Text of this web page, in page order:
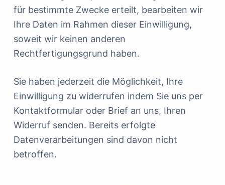
für bestimmte Zwecke erteilt, bearbeiten wir
Ihre Daten im Rahmen dieser Einwilligung,
soweit wir keinen anderen
Rechtfertigungsgrund haben.
Sie haben jederzeit die Möglichkeit, Ihre
Einwilligung zu widerrufen indem Sie uns per
Kontaktformular oder Brief an uns, Ihren
Widerruf senden. Bereits erfolgte
Datenverarbeitungen sind davon nicht
betroffen.